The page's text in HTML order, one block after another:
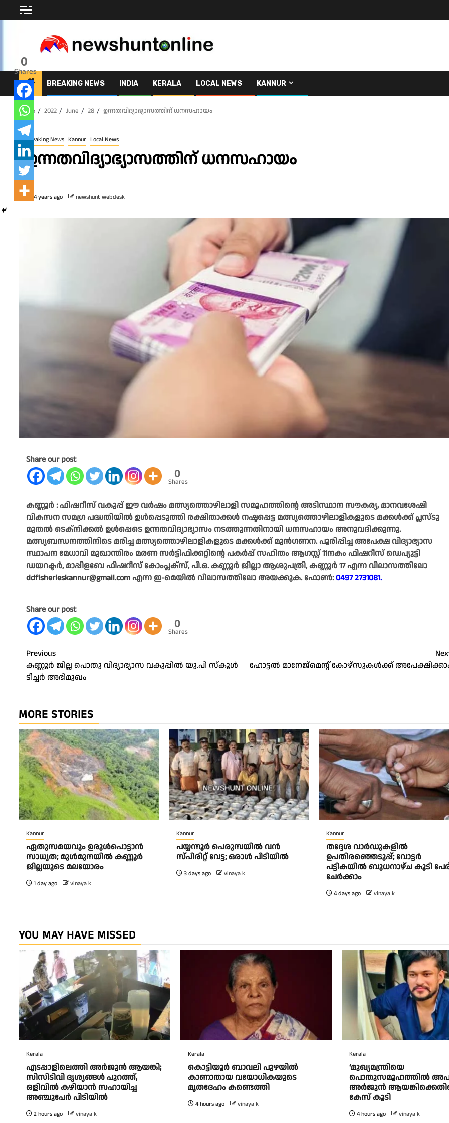
to
BREAKING NEWS INDIA KERALA LOCAL NEWS KANNUR
Home 2022 June 28 ഉന്നതവിദ്യാഭ്യാസത്തിന് ധനസഹായം
Breaking News Kannur Local News
ഉന്നതവിദ്യാഭ്യാസത്തിന് ധനസഹായം
4 years ago newshunt webdesk
Share our post
0
Shares
കണ്ണൂർ : ഫിഷറീസ് വകുപ്പ് ഈ വർഷം മത്സ്യത്തൊഴിലാളി സമൂഹത്തിന്റെ അടിസ്ഥാന സൗകര്യ, മാനവശേഷി
വികസന സമഗ്ര പദ്ധതിയിൽ ഉൾപ്പെടുത്തി രക്ഷിതാക്കൾ നഷ്ടപ്പെട്ട മത്സ്യത്തൊഴിലാളികളുടെ മക്കൾക്ക് പ്ലസ്ടു
മുതൽ ടെക്നിക്കൽ ഉൾപ്പെടെ ഉന്നതവിദ്യാഭ്യാസം നടത്തുന്നതിനായി ധനസഹായം അനുവദിക്കുന്നു.
മത്സ്യബന്ധനത്തിനിടെ മരിച്ച മത്സ്യത്തൊഴിലാളികളുടെ മക്കൾക്ക് മുൻഗണന. പൂരിപ്പിച്ച അപേക്ഷ വിദ്യാഭ്യാസ
സ്ഥാപന മേധാവി മുഖാന്തിരം മരണ സർട്ടിഫിക്കറ്റിന്റെ പകർപ്പ് സഹിതം ആഗസ്റ്റ് 11നകം ഫിഷറീസ് ഡെപ്യുട്ടി
ഡയറക്ടർ, മാപ്പിളബേ ഫിഷറീസ് കോംപ്ലക്സ്, പി.ഒ. കണ്ണൂർ ജില്ലാ ആശുപത്രി, കണ്ണൂർ 17 എന്ന വിലാസത്തിലോ
ddfisherieskannur@gmail.comഎന്ന ഇ-മെയിൽ വിലാസത്തിലോ അയക്കുക. ഫോൺ:0497 2731081.
Share our post
0
Shares
0
Shares
Post
navigation
Previous
കണ്ണൂർ ജില്ല പൊതു വിദ്യാഭ്യാസ വകുപ്പിൽ യു.പി സ്‌കൂൾ
ടീച്ചർ അഭിമുഖം
ഹോട്ടൽ മാനേജ്മെന്റ് കോഴ്സുകൾക്ക്
MORE STORIES
Kannur
ഏതുസമയവും ഉരുൾപൊട്ടാൻ
സാധ്യത; മുൾമുനയിൽ കണ്ണൂർ
ജില്ലയുടെ മലയോരം
1 day ago vinaya k
Kannur
പയ്യന്നൂർ പെരുമ്പയിൽ വൻ
സ്‌പിരിറ്റ് വേട്ട; ഒരാൾ പിടിയിൽ
3 days ago vinaya k
Kannur
തദ്ദേശ വാർഡുകളിൽ
ഉപതിരഞ്ഞെടുപ്പ്; വോട്ടർ
പട്ടികയിൽ ബുധനാഴ്ച കൂടി
ചേർക്കാം
4 days ago vinaya k
YOU MAY HAVE MISSED
Kerala
എടപ്പാളിലെത്തി അർജുൻ ആയങ്കി;
സിസിടിവി ദൃശ്യങ്ങൾ പുറത്ത്,
ഒളിവിൽ കഴിയാൻ സഹായിച്ച
അഞ്ചുപേർ പിടിയിൽ
2 hours ago vinaya k
Kerala
കൊട്ടിയൂർ ബാവലി പുഴയിൽ
കാണാതായ വയോധികയുടെ
മൃതദേഹം കണ്ടെത്തി
4 hours ago vinaya k
Kerala
‘മുഖ്യമന്ത്രിയെ
പൊതുസമൂഹത്തിൽ
അർജുൻ
കേസ് കൂടി
4 hours ago vinaya k